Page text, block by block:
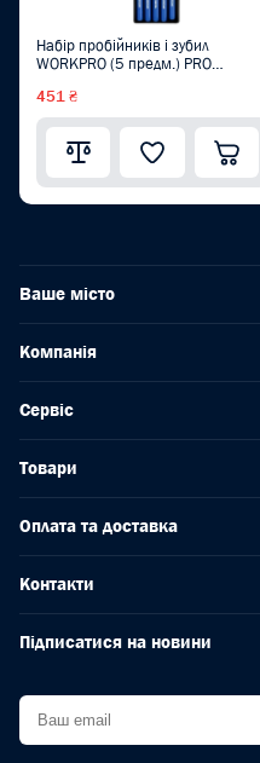
Набір пробійників і зубил
WORKPRO (5 предм.) PRO
451 ₴
Ваше місто
Компанія
Сервіс
Товари
Оплата та доставка
Контакти
Підписатися на новини